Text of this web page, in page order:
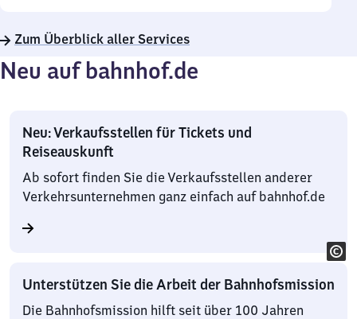
Zum Überblick aller Services
Neu auf bahnhof.de
Neu: Verkaufsstellen für Tickets und
Reiseauskunft
Ab sofort finden Sie die Verkaufsstellen anderer
Verkehrsunternehmen ganz einfach auf bahnhof.de
Unterstützen Sie die Arbeit der Bahnhofsmission
Die Bahnhofsmission hilft seit über 100 Jahren